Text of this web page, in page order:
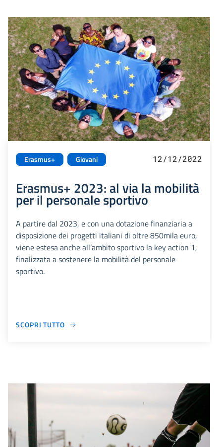
Erasmus+ Giovani 12/12/2022
Erasmus+ 2023: al via la mobilità
per il personale sportivo
A partire dal 2023, e con una dotazione finanziaria a
disposizione dei progetti italiani di oltre 850mila euro,
viene estesa anche all’ambito sportivo la key action 1,
finalizzata a sostenere la mobilità del personale
sportivo.
SCOPRI TUTTO